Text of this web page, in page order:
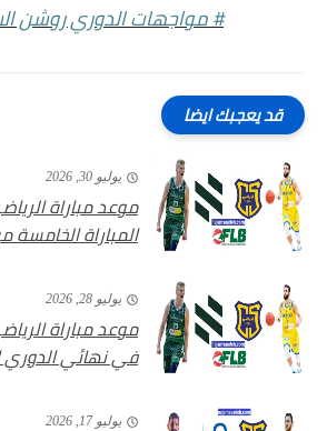
# مواجهات الدوري روشن
قد يعجبك ايضا
يوليو 30, 2026
موعد مباراة
المباراة الخامسة
يوليو 28, 2026
موعد مباراة
في نهائي الدوري
يوليو 17, 2026